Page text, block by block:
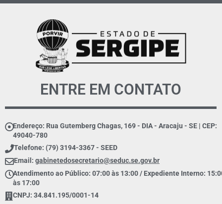
ENTRE EM CONTATO
Endereço: Rua Gutemberg Chagas, 169 - DIA - Aracaju - SE | CEP:
49040-780
Telefone: (79) 3194-3367 - SEED
Email: gabinetedosecretario@seduc.se.gov.br
Atendimento ao Público: 07:00 às 13:00 / Expediente Interno:
às 17:00
CNPJ: 34.841.195/0001-14